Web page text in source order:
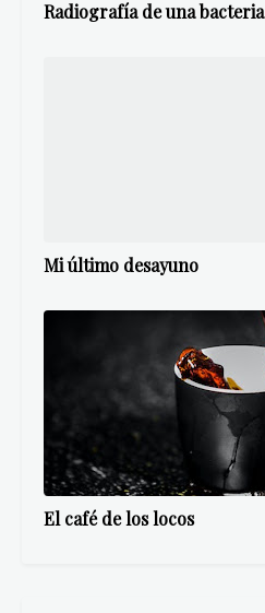
Radiografía de una bacteria
Mi último desayuno
El café de los locos